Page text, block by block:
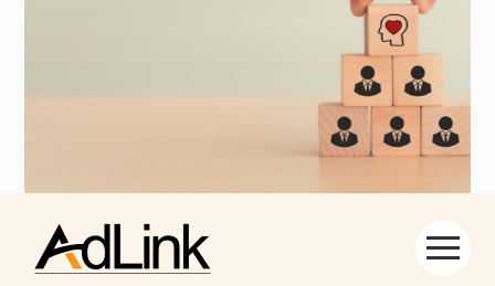
Aller
au
Partager :